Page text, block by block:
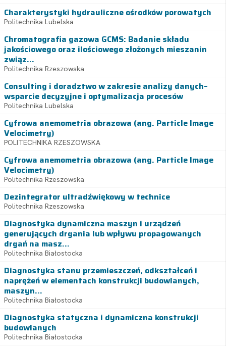
Charakterystyki hydrauliczne ośrodków porowatych
Politechnika Lubelska
Chromatografia gazowa GCMS: Badanie składu
jakościowego oraz ilościowego złożonych mieszanin
związ...
Politechnika Rzeszowska
Consulting i doradztwo w zakresie analizy danych–
wsparcie decyzyjne i optymalizacja procesów
Politechnika Lubelska
Cyfrowa anemometria obrazowa (ang. Particle Image
Velocimetry)
POLITECHNIKA RZESZOWSKA
Cyfrowa anemometria obrazowa (ang. Particle Image
Velocimetry)
Politechnika Rzeszowska
Dezintegrator ultradźwiękowy w technice
Politechnika Rzeszowska
Diagnostyka dynamiczna maszyn i urządzeń
generujących drgania lub wpływu propagowanych
drgań na masz...
Politechnika Białostocka
Diagnostyka stanu przemieszczeń, odkształceń i
naprężeń w elementach konstrukcji budowlanych,
maszyn...
Politechnika Białostocka
Diagnostyka statyczna i dynamiczna konstrukcji
budowlanych
Politechnika Białostocka